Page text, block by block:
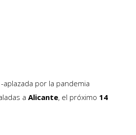
-aplazada por la pandemia
a Alicante, el próximo 14